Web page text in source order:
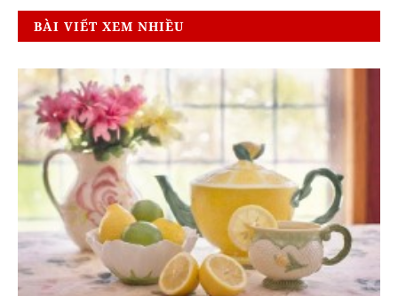
BÀI VIẾT XEM NHIỀU